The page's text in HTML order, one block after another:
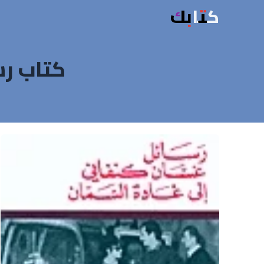
كتابك
كتاب